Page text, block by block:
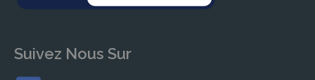
Suivez Nous Sur